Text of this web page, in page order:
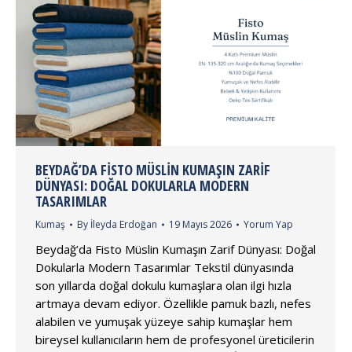
BEYDAĞ’DA FISTO MÜSLIN KUMAŞIN ZARIF
DÜNYASI: DOĞAL DOKULARLA MODERN
TASARIMLAR
Kumaş By İleyda Erdoğan 19 Mayıs 2026 Yorum Yap
Beydağ’da Fisto Müslin Kumaşın Zarif Dünyası: Doğal
Dokularla Modern Tasarımlar Tekstil dünyasında
son yıllarda doğal dokulu kumaşlara olan ilgi hızla
artmaya devam ediyor. Özellikle pamuk bazlı, nefes
alabilen ve yumuşak yüzeye sahip kumaşlar hem
bireysel kullanıcıların hem de profesyonel üreticilerin